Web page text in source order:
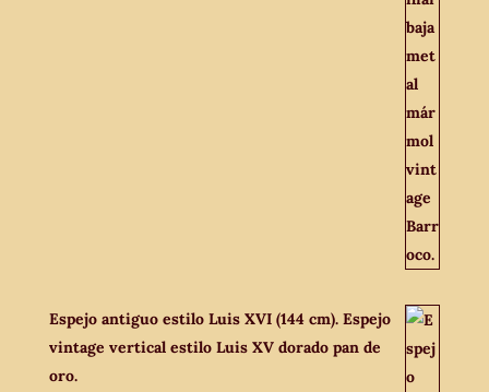
Espejo antiguo estilo Luis XVI (144 cm). Espejo
vintage vertical estilo Luis XV dorado pan de
oro.